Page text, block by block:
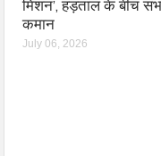
मिशन’, हड़ताल के बीच
कमान
July 06, 2026